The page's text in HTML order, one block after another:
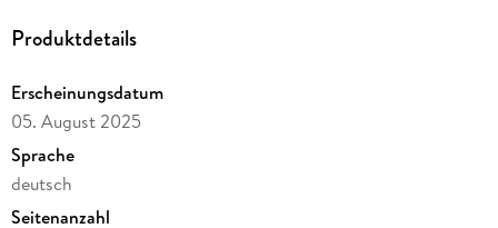
Produktdetails
Erscheinungsdatum
05. August 2025
Sprache
deutsch
Seitenanzahl